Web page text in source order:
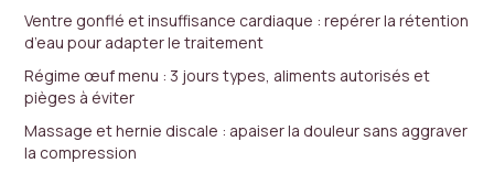
Ventre gonflé et insuffisance cardiaque : repérer la rétention
d’eau pour adapter le traitement
Régime œuf menu : 3 jours types, aliments autorisés et
pièges à éviter
Massage et hernie discale : apaiser la douleur sans aggraver
la compression